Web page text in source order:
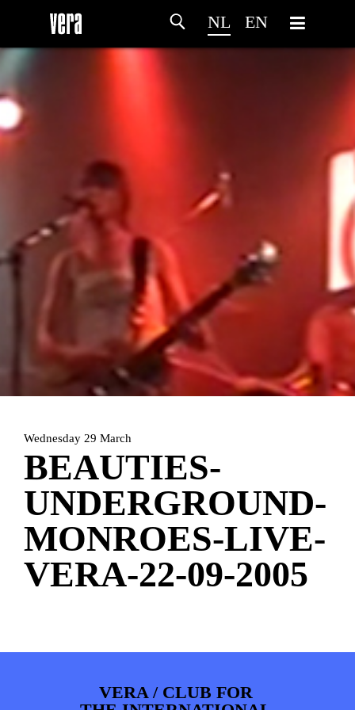
NL EN
HOMEPROGRAMMA
INFO WEBSHOPMIJN TICKETS
Wednesday 29 March
BEAUTIES-
UNDERGROUND-
MONROES-LIVE-
VERA-22-09-2005
VERA / CLUB FOR